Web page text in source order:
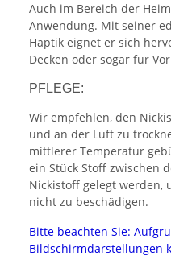
Auch im Bereich der
Anwendung. Mit seiner
Haptik eignet er sich
Decken oder sogar für
PFLEGE:
Wir empfehlen, den
und an der Luft zu
mittlerer Temperatur
ein Stück Stoff zwischen
Nickistoff gelegt werden,
nicht zu beschädigen.
Bitte beachten Sie:
Bildschirmdarstellungen